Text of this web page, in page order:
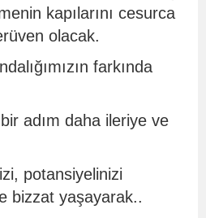
kapılarını cesurca
olacak.
farkında
adım daha ileriye ve
potansiyelinizi
bizzat yaşayarak..